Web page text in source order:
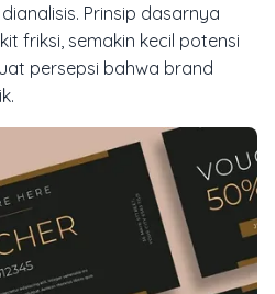
Prinsip dasarnya
friksi, semakin kecil potensi
persepsi bahwa brand